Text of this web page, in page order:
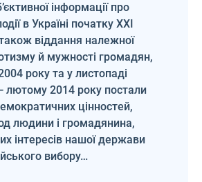
інформації про
в Україні початку XXI
віддання належної
й мужності громадян,
року та у листопаді
лютому 2014 року постали
цінностей,
людини і громадянина,
інтересів нашої держави
вибору…